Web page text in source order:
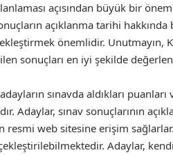
açısından büyük bir
açıklanma tarihi
önemlidir. Unutmayın,
sonuçları en iyi şekilde
sınavda aldıkları puanları
Adaylar, sınav sonuçlarının
resmi web sitesine erişim
Adaylar, kendi